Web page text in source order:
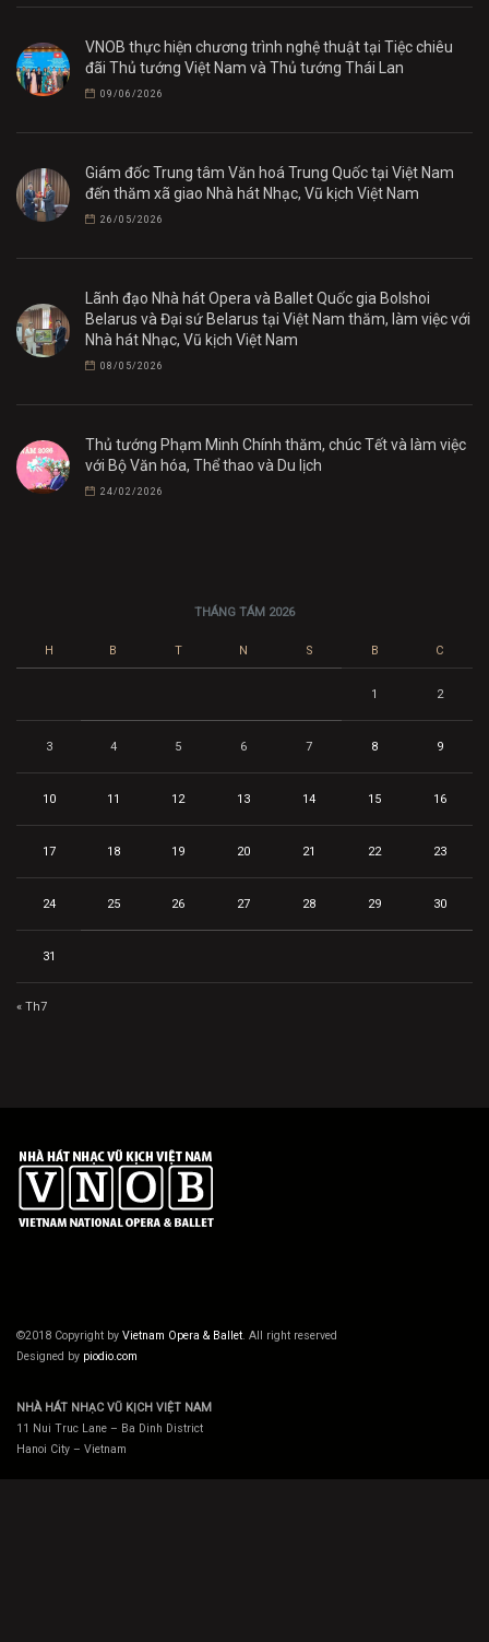
VNOB thực hiện chương trình nghệ thuật tại Tiệc chiêu
đãi Thủ tướng Việt Nam và Thủ tướng Thái Lan
09/06/2026
Giám đốc Trung tâm Văn hoá Trung Quốc tại Việt Nam
đến thăm xã giao Nhà hát Nhạc, Vũ kịch Việt Nam
26/05/2026
Lãnh đạo Nhà hát Opera và Ballet Quốc gia Bolshoi
Belarus và Đại sứ Belarus tại Việt Nam thăm, làm việc với
Nhà hát Nhạc, Vũ kịch Việt Nam
08/05/2026
Thủ tướng Phạm Minh Chính thăm, chúc Tết và làm việc
với Bộ Văn hóa, Thể thao và Du lịch
24/02/2026
THÁNG TÁM 2026
H B T N S B C
1 2
3 4 5 6 7 8 9
10 11 12 13 14 15 16
17 18 19 20 21 22 23
24 25 26 27 28 29 30
31
« Th7
©2018 Copyright by Vietnam Opera & Ballet . All right reserved
Designed by piodio.com
NHÀ HÁT NHẠC VŨ KỊCH VIỆT NAM
11 Nui Truc Lane – Ba Dinh District
Hanoi City – Vietnam